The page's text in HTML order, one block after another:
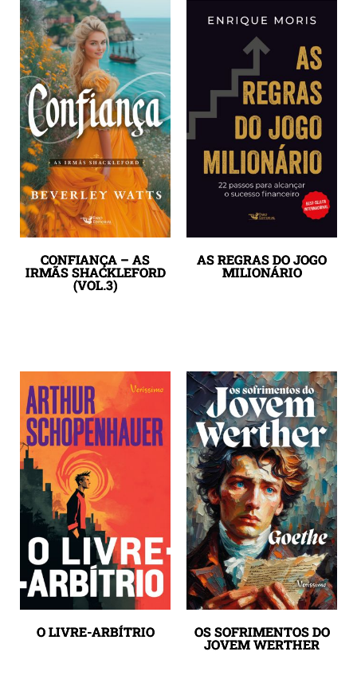
CONFIANÇA – AS
IRMÃS SHACKLEFORD
(VOL.3)
AS REGRAS DO JOGO
MILIONÁRIO
O LIVRE-ARBÍTRIO OS SOFRIMENTOS DO
JOVEM WERTHER